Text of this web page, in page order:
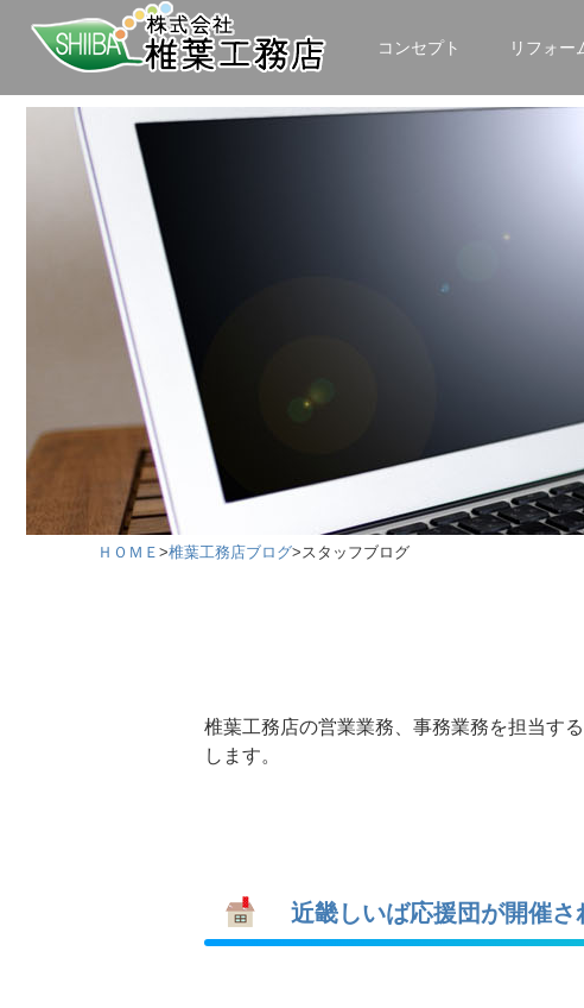
コンセプト リフォー
ＨＯＭＥ >椎葉工務店ブログ>スタッフブログ
椎葉工務店の営業業務、事務業務を担当す
します。
近畿しいば応援団が開催さ